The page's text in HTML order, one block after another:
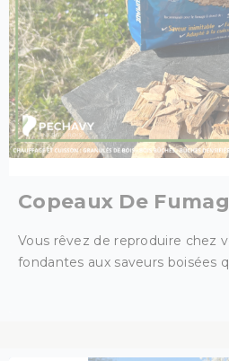
Copeaux De
Accessible À La
Vous rêvez de reproduire chez
fondantes aux saveurs boisées
meilleurs restaurants ou aux
barbecue ? Bonne nouvelle :